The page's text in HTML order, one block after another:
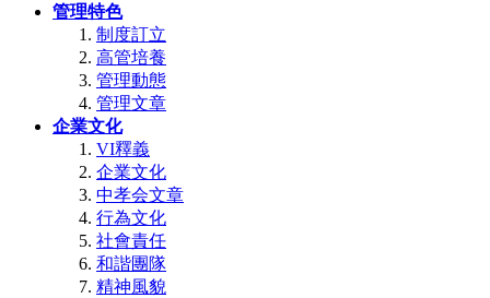
管理特色
制度訂立
高管培養
管理動態
管理文章
企業文化
VI釋義
企業文化
中孝会文章
行為文化
社會責任
和諧團隊
精神風貌